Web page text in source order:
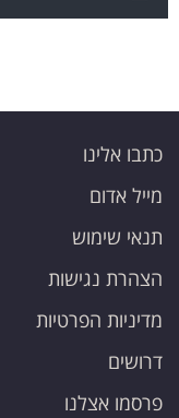
כתבו אלינו
מייל אדום
תנאי שימוש
הצהרת נגישות
מדיניות הפרטיות
דרושים
פרסמו אצלנו